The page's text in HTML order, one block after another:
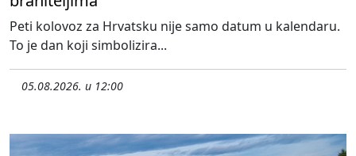
Peti kolovoz za Hrvatsku nije samo datum u kalendaru.
To je dan koji simbolizira...
05.08.2026. u 12:00